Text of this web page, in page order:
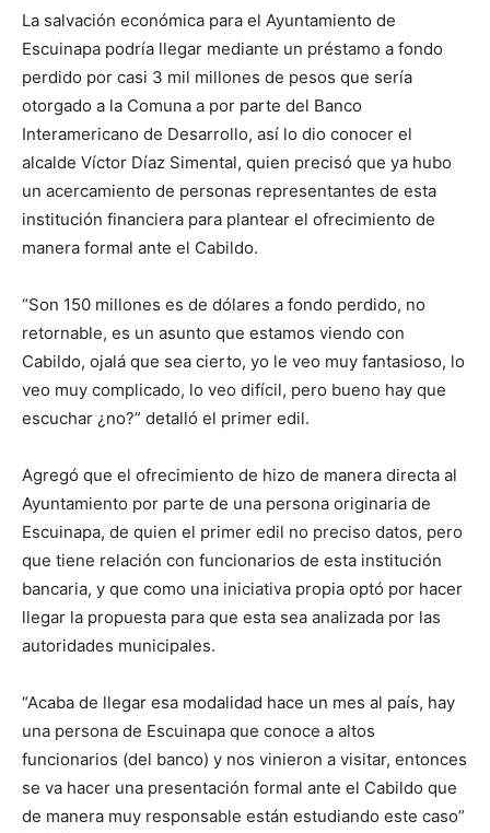
La salvación económica para el Ayuntamiento de
Escuinapa podría llegar mediante un préstamo a fondo
perdido por casi 3 mil millones de pesos que sería
otorgado a la Comuna a por parte del Banco
Interamericano de Desarrollo, así lo dio conocer el
alcalde Víctor Díaz Simental, quien precisó que ya hubo
un acercamiento de personas representantes de esta
institución financiera para plantear el ofrecimiento de
manera formal ante el Cabildo.
“Son 150 millones es de dólares a fondo perdido, no
retornable, es un asunto que estamos viendo con
Cabildo, ojalá que sea cierto, yo le veo muy fantasioso, lo
veo muy complicado, lo veo difícil, pero bueno hay que
escuchar ¿no?” detalló el primer edil.
Agregó que el ofrecimiento de hizo de manera directa al
Ayuntamiento por parte de una persona originaria de
Escuinapa, de quien el primer edil no preciso datos, pero
que tiene relación con funcionarios de esta institución
bancaria, y que como una iniciativa propia optó por hacer
llegar la propuesta para que esta sea analizada por las
autoridades municipales.
“Acaba de llegar esa modalidad hace un mes al país, hay
una persona de Escuinapa que conoce a altos
funcionarios (del banco) y nos vinieron a visitar, entonces
se va hacer una presentación formal ante el Cabildo que
de manera muy responsable están estudiando este caso”